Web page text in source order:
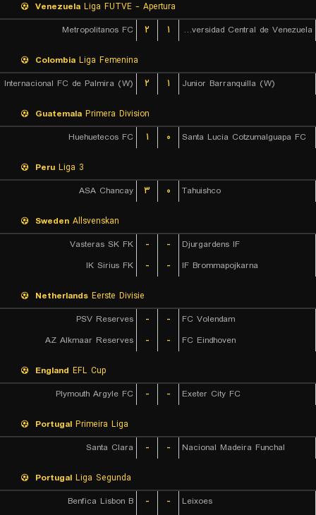
Venezuela Liga FUTVE - Apertura
Metropolitanos FC
۲ ۱ Universidad Central de Venezuela
Colombia Liga Femenina
Internacional FC de Palmira (W)
۲ ۱ Junior Barranquilla (W)
Guatemala Primera Division
Huehuetecos FC
۱ ۰ Santa Lucia Cotzumalguapa FC
Peru Liga 3
ASA Chancay
۳ ۰ Tahuishco
Sweden Allsvenskan
Vasteras SK FK
- -
Djurgardens IF
IK Sirius FK
- - IF Brommapojkarna
Netherlands Eerste Divisie
PSV Reserves
- -
FC Volendam
AZ Alkmaar Reserves
- - FC Eindhoven
England EFL Cup
Plymouth Argyle FC
- - Exeter City FC
Portugal Primeira Liga
Santa Clara
- - Nacional Madeira Funchal
Portugal Liga Segunda
Benfica Lisbon B
- -
Leixoes